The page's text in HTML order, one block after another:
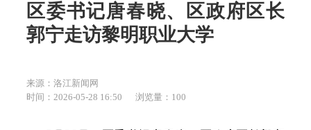
区委书记唐春晓、区政府区长
郭宁走访黎明职业大学
来源：洛江新闻网
时间：2026-05-28 16:50
浏览量： 100